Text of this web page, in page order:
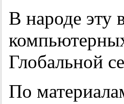
В народе эту
Глобальной
По